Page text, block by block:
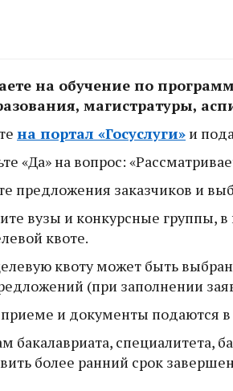
на обучение по
магистратуры,
на портал «Госуслуги» и
«Да» на вопрос:
предложения заказчиков и
вузы и конкурсные группы, в
квоте.
квоту может быть
(при заполнении
приеме и документы подаются
бакалавриата, специалитета,
более ранний срок